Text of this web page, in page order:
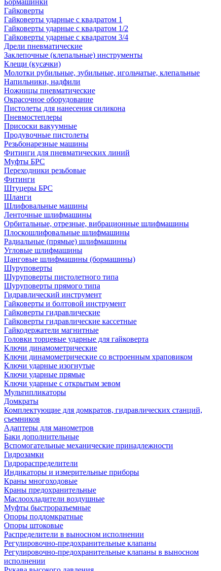
Бормашинки
Гайковерты
Гайковерты ударные с квадратом 1
Гайковерты ударные с квадратом 1/2
Гайковерты ударные с квадратом 3/4
Дрели пневматические
Заклепочные (клепальные) инструменты
Клещи (кусачки)
Молотки рубильные, зубильные, игольчатые, клепальные
Напильники, надфили
Ножницы пневматические
Окрасочное оборудование
Пистолеты для нанесения силикона
Пневмостеплеры
Присоски вакуумные
Продувочные пистолеты
Резьбонарезные машины
Фитинги для пневматических линий
Муфты БРС
Переходники резьбовые
Фитинги
Штуцеры БРС
Шланги
Шлифовальные машины
Ленточные шлифмашины
Орбитальные, отрезные, вибрационные шлифмашины
Плоскошлифовальные шлифмашины
Радиальные (прямые) шлифмашины
Угловые шлифмашины
Цанговые шлифмашины (бормашины)
Шуруповерты
Шуруповерты пистолетного типа
Шуруповерты прямого типа
Гидравлический инструмент
Гайковерты и болтовой инструмент
Гайковерты гидравлические
Гайковерты гидравлические кассетные
Гайкодержатели магнитные
Головки торцевые ударные для гайковерта
Ключи динамометрические
Ключи динамометрические со встроенным храповиком
Ключи ударные изогнутые
Ключи ударные прямые
Ключи ударные с открытым зевом
Мультипликаторы
Домкраты
Комплектующие для домкратов, гидравлических станций,
съемников
Адаптеры для манометров
Баки дополнительные
Вспомогательные механические принадлежности
Гидрозамки
Гидрораспределители
Индикаторы и измерительные приборы
Краны многоходовые
Краны предохранительные
Маслоохладители воздушные
Муфты быстроразъемные
Опоры поддомкратные
Опоры штоковые
Распределители в выносном исполнении
Регулировочно-предохранительные клапаны
Регулировочно-предохранительные клапаны в выносном
исполнении